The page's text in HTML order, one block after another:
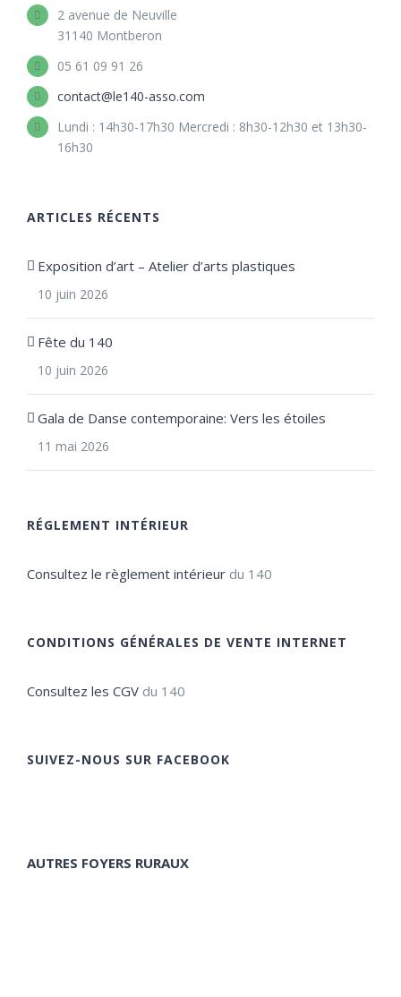
2 avenue de Neuville
31140 Montberon
05 61 09 91 26
contact@le140-asso.com
Lundi : 14h30-17h30 Mercredi : 8h30-12h30 et 13h30-
16h30
ARTICLES RÉCENTS
Exposition d’art – Atelier d’arts plastiques
10 juin 2026
Fête du 140
10 juin 2026
Gala de Danse contemporaine: Vers les étoiles
11 mai 2026
RÉGLEMENT INTÉRIEUR
Consultez le règlement intérieur du 140
CONDITIONS GÉNÉRALES DE VENTE INTERNET
Consultez les CGV du 140
SUIVEZ-NOUS SUR FACEBOOK
AUTRES FOYERS RURAUX